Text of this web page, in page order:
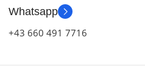
Whatsapp
+43 660 491 7716